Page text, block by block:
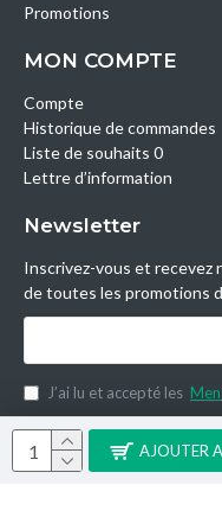
AJOUTER
Promotions
MON COMPTE
Compte
Historique de commandes
Liste de souhaits 0
Lettre d’information
Newsletter
Inscrivez-vous et
de toutes les promotions
J’ai lu et accepté les
Copyright © 2014,